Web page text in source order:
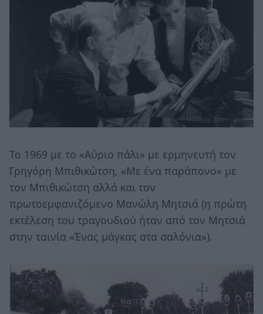
Το 1969 με το «Αύριο πάλι» με ερμηνευτή τον
Γρηγόρη Μπιθικώτση, «Με ένα παράπονο» με
τον Μπιθικώτση αλλά και τον
πρωτοεμφανιζόμενο Μανώλη Μητσιά (η πρώτη
εκτέλεση του τραγουδιού ήταν από τον Μητσιά
στην ταινία «Ένας μάγκας στα σαλόνια»).